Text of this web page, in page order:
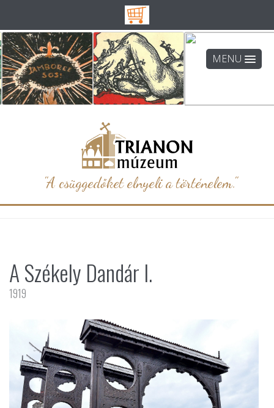
MENU
"A csüggedőket elnyeli a történelem."
A Székely Dandár I.
1919